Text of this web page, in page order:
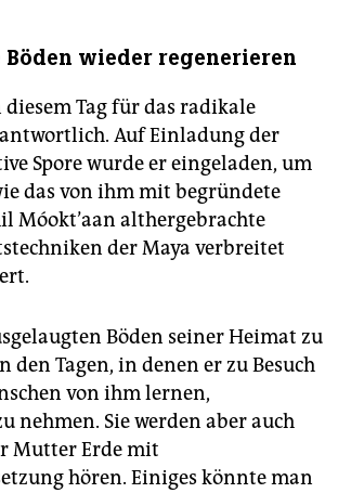
wieder regenerieren
Tag für das radikale
Auf Einladung der
Spore wurde er eingeladen, um
das von ihm mit begründete
Móokt’aan althergebrachte
der Maya verbreitet
Böden seiner Heimat zu
den Tagen, in denen er zu Besuch
von ihm lernen,
nehmen. Sie werden aber auch
Mutter Erde mit
hören. Einiges könnte man